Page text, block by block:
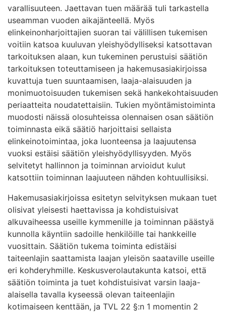
varallisuuteen. Jaettavan tuen määrää tuli tarkastella
useamman vuoden aikajänteellä. Myös
elinkeinonharjoittajien suoran tai välillisen tukemisen
voitiin katsoa kuuluvan yleishyödylliseksi katsottavan
tarkoituksen alaan, kun tukeminen perustuisi säätiön
tarkoituksen toteuttamiseen ja hakemusasiakirjoissa
kuvattuja tuen suuntaamisen, laaja-alaisuuden ja
monimuotoisuuden tukemisen sekä hankekohtaisuuden
periaatteita noudatettaisiin. Tukien myöntämistoiminta
muodosti näissä olosuhteissa olennaisen osan säätiön
toiminnasta eikä säätiö harjoittaisi sellaista
elinkeinotoimintaa, joka luonteensa ja laajuutensa
vuoksi estäisi säätiön yleishyödyllisyyden. Myös
selvitetyt hallinnon ja toiminnan arvioidut kulut
katsottiin toiminnan laajuuteen nähden kohtuullisiksi.
Hakemusasiakirjoissa esitetyn selvityksen mukaan tuet
olisivat yleisesti haettavissa ja kohdistuisivat
alkuvaiheessa useille kymmenille ja toiminnan päästyä
kunnolla käyntiin sadoille henkilöille tai hankkeille
vuosittain. Säätiön tukema toiminta edistäisi
taiteenlajin saattamista laajan yleisön saataville useille
eri kohderyhmille. Keskusverolautakunta katsoi, että
säätiön toiminta ja tuet kohdistuisivat varsin laaja-
alaisella tavalla kyseessä olevan taiteenlajin
kotimaiseen kenttään, ja TVL 22 §:n 1 momentin 2